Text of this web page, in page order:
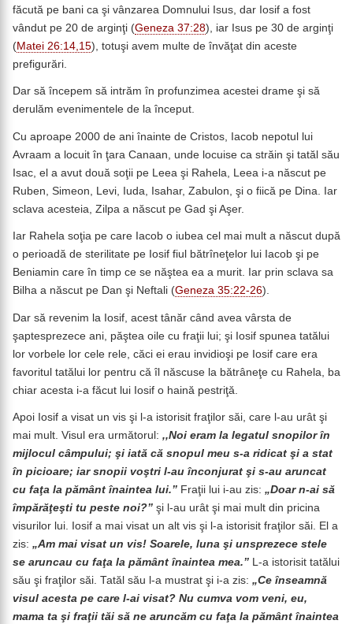
făcută pe bani ca şi vânzarea Domnului Isus, dar Iosif a fost
vândut pe 20 de arginţi (Geneza 37:28), iar Isus pe 30 de arginţi
(Matei 26:14,15), totuşi avem multe de învăţat din aceste
prefigurări.
Dar să începem să intrăm în profunzimea acestei drame şi să
derulăm evenimentele de la început.
Cu aproape 2000 de ani înainte de Cristos, Iacob nepotul lui
Avraam a locuit în ţara Canaan, unde locuise ca străin şi tatăl său
Isac, el a avut două soţii pe Leea şi Rahela, Leea i-a născut pe
Ruben, Simeon, Levi, Iuda, Isahar, Zabulon, şi o fiică pe Dina. Iar
sclava acesteia, Zilpa a născut pe Gad şi Aşer.
Iar Rahela soţia pe care Iacob o iubea cel mai mult a născut după
o perioadă de sterilitate pe Iosif fiul bătrîneţelor lui Iacob şi pe
Beniamin care în timp ce se năştea ea a murit. Iar prin sclava sa
Bilha a născut pe Dan şi Neftali (Geneza 35:22-26).
Dar să revenim la Iosif, acest tânăr când avea vârsta de
şaptesprezece ani, păştea oile cu fraţii lui; şi Iosif spunea tatălui
lor vorbele lor cele rele, căci ei erau invidioşi pe Iosif care era
favoritul tatălui lor pentru că îl născuse la bătrâneţe cu Rahela, ba
chiar acesta i-a făcut lui Iosif o haină pestriţă.
Apoi Iosif a visat un vis şi l-a istorisit fraţilor săi, care l-au urât şi
mai mult. Visul era următorul: ,,Noi eram la legatul snopilor în
mijlocul câmpului; şi iată că snopul meu s-a ridicat şi a stat
în picioare; iar snopii voştri l-au înconjurat şi s-au aruncat
cu faţa la pământ înaintea lui.” Fraţii lui i-au zis: „Doar n-ai să
împărăţeşti tu peste noi?” şi l-au urât şi mai mult din pricina
visurilor lui. Iosif a mai visat un alt vis şi l-a istorisit fraţilor săi. El a
zis: „Am mai visat un vis! Soarele, luna şi unsprezece stele
se aruncau cu faţa la pământ înaintea mea.” L-a istorisit tatălui
său şi fraţilor săi. Tatăl său l-a mustrat şi i-a zis: „Ce înseamnă
visul acesta pe care l-ai visat? Nu cumva vom veni, eu,
mama ta şi fraţii tăi să ne aruncăm cu faţa la pământ înaintea